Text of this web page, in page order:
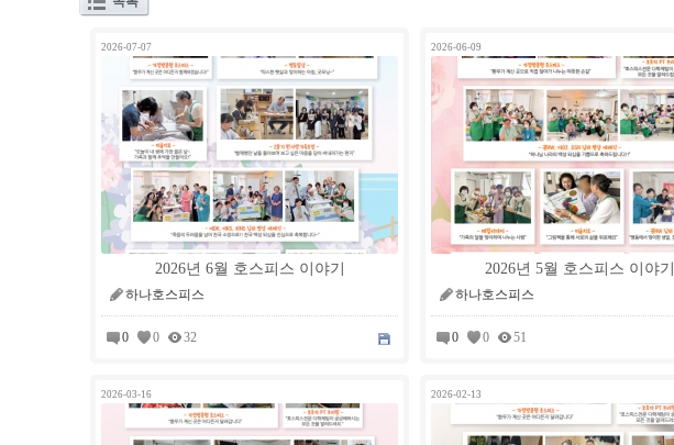
2026-07-07
2026년 6월 호스피스 이야기
하나호스피스
0 0 32
2026-06-09
2026년 5월 호스피스 이야기
하나호스피스
0 0 51
2026-03-16 2026-02-13